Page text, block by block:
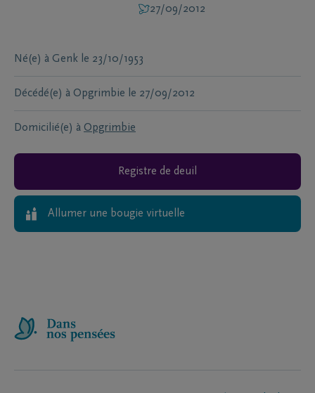
27/09/2012
Né(e) à Genk le 23/10/1953
Décédé(e) à Opgrimbie le 27/09/2012
Domicilié(e) à Opgrimbie
Registre de deuil
Allumer une bougie virtuelle